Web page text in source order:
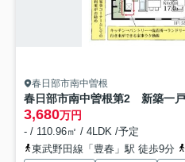
春日部市南中曽根
春日部市南中曽根第2 新築一
3,680万円
- / 110.96㎡ / 4LDK /予定
東武野田線「豊春」駅 徒歩9分